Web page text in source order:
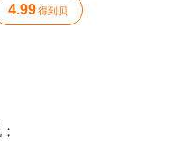
4.99 得到贝